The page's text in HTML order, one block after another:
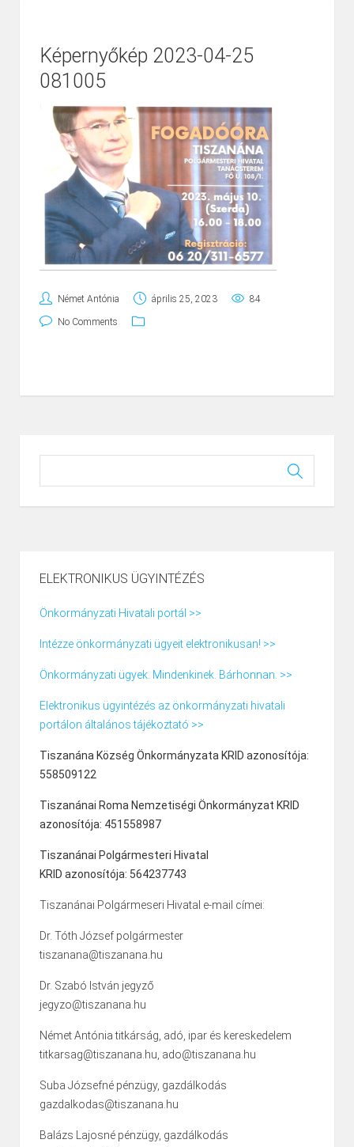
Képernyőkép 2023-04-25
081005
Német Antónia április 25, 2023 84
No Comments
ELEKTRONIKUS ÜGYINTÉZÉS
Önkormányzati Hivatali portál >>
Intézze önkormányzati ügyeit elektronikusan! >>
Önkormányzati ügyek. Mindenkinek. Bárhonnan. >>
Elektronikus ügyintézés az önkormányzati hivatali
portálon általános tájékoztató >>
Tiszanána Község Önkormányzata KRID azonosítója:
558509122
Tiszanánai Roma Nemzetiségi Önkormányzat KRID
azonosítója: 451558987
Tiszanánai Polgármesteri Hivatal
KRID azonosítója: 564237743
Tiszanánai Polgármeseri Hivatal e-mail címei:
Dr. Tóth József polgármester
tiszanana@tiszanana.hu
Dr. Szabó István jegyző
jegyzo@tiszanana.hu
Német Antónia titkárság, adó, ipar és kereskedelem
titkarsag@tiszanana.hu, ado@tiszanana.hu
Suba Józsefné pénzügy, gazdálkodás
gazdalkodas@tiszanana.hu
Balázs Lajosné pénzügy, gazdálkodás